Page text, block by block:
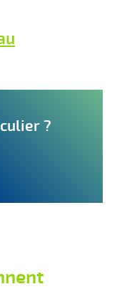
?